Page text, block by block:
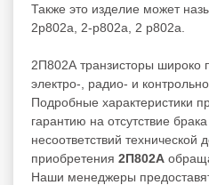
Также это изделие может
2p802a, 2-p802a, 2 p802a.
2П802А транзисторы широко
электро-, радио- и
Подробные характеристики
гарантию на отсутствие
несоответствий
приобретения 2П802А
Наши менеджеры